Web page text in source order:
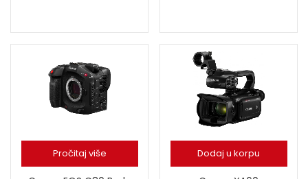
Pročitaj više Dodaj u korpu